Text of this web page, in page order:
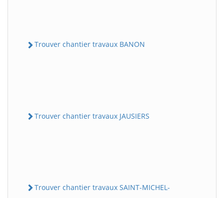
Trouver chantier travaux BANON
Trouver chantier travaux JAUSIERS
Trouver chantier travaux SAINT-MICHEL-